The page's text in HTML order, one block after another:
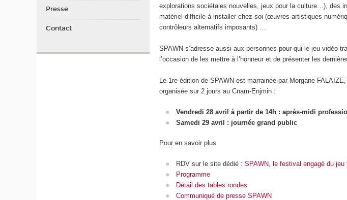
explorations sociétales nouvelles, jeux pour la culture…), des
matériel difficile à installer chez soi (œuvres artistiques
contrôleurs alternatifs imposants) …
SPAWN s’adresse aussi aux personnes pour qui le jeu vidéo
l’occasion de les mettre à l’honneur et de présenter les
Le 1re édition de SPAWN est marrainée par Morgane
organisée sur 2 jours au Cnam-Enjmin :
Vendredi 28 avril à partir de 14h : après-midi
Samedi 29 avril : journée grand public
Pour en savoir plus
RDV sur le site dédié : SPAWN, le festival engagé du jeu
Programme
Détail des tables rondes
Communiqué de presse SPAWN
Presse
Contact